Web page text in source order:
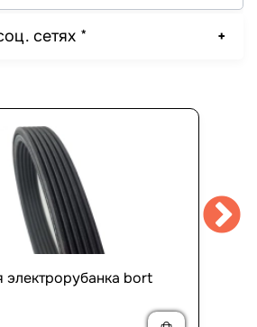
сетях *
электрорубанка bort